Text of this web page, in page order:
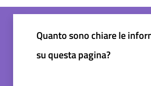
Quanto sono chiare le
su questa pagina?